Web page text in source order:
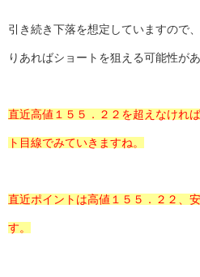
引き続き下落を想定していますので
りあればショートを狙える可能性があ
直近高値１５５．２２を超えなけれ
ト目線でみていきますね。
直近ポイントは高値１５５．２２、
す。